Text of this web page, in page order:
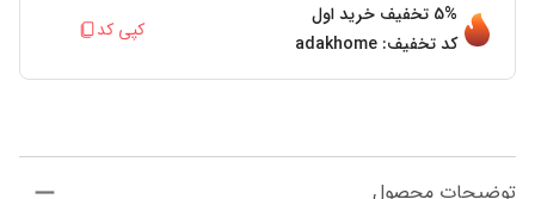
5% تخفیف خرید اول
کد تخفیف: adakhome
کپی کد
توضیحات محصول